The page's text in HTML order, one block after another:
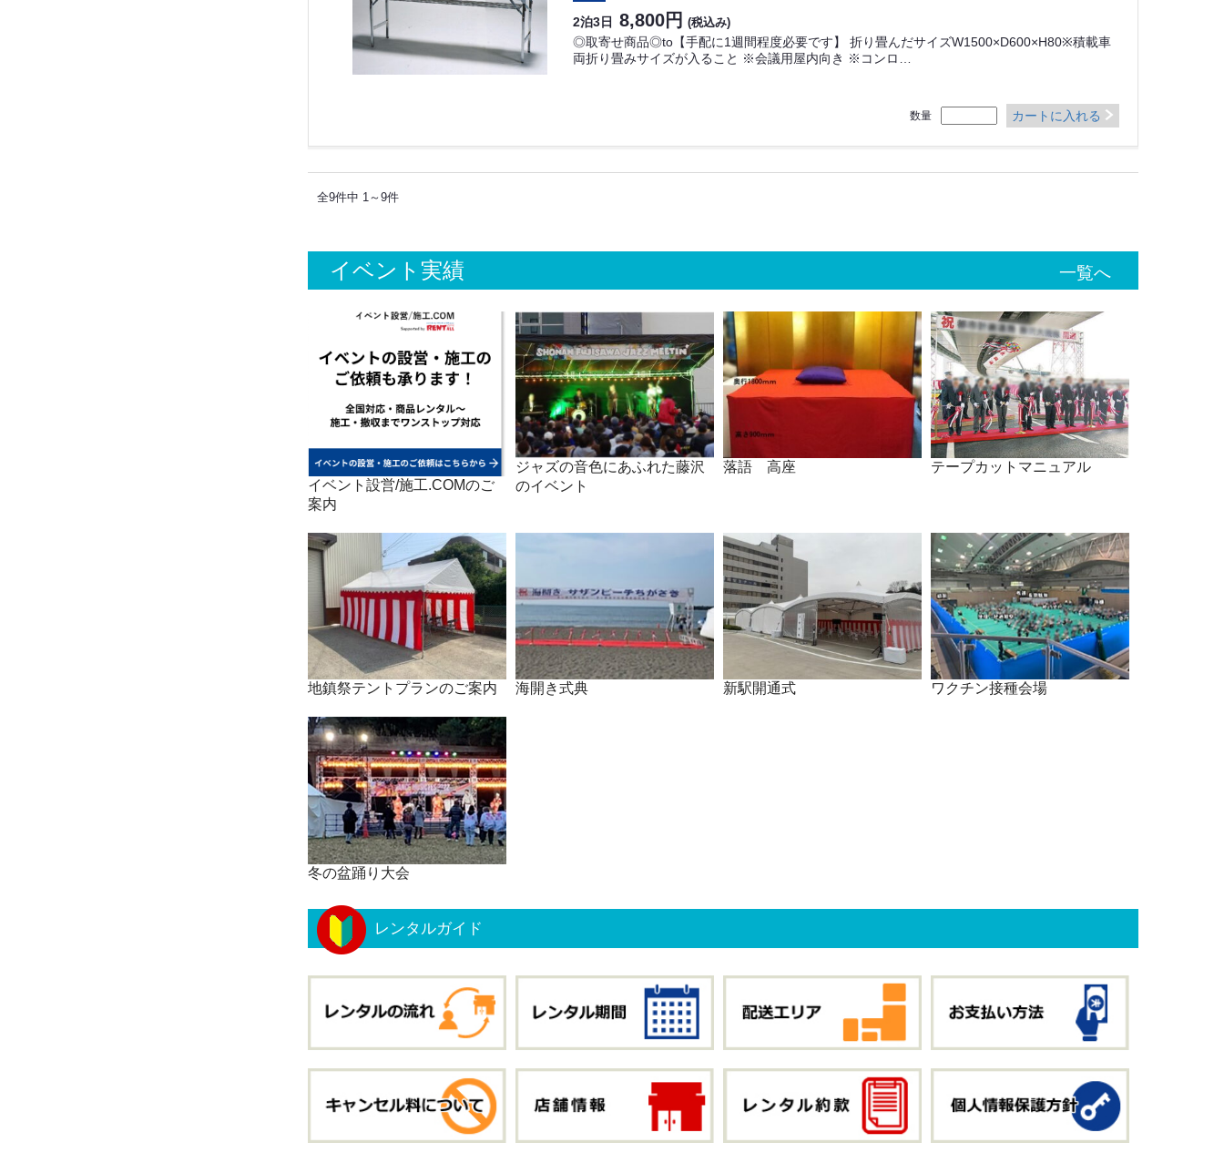
2泊3日 8,800円 (税込み)
◎取寄せ商品◎to【手配に1週間程度必要です】 折り畳んだサイズW1500×D600×H80※積載車
両折り畳みサイズが入ること ※会議用屋内向き ※コンロ…
数量 カートに入れる
全9件中 1～9件
イベント実績 一覧へ
イベント設営/施工.COMのご
案内
ジャズの音色にあふれた藤沢
のイベント
落語 高座 テープカットマニュアル
地鎮祭テントプランのご案内 海開き式典 新駅開通式 ワクチン接種会場
冬の盆踊り大会
レンタルガイド